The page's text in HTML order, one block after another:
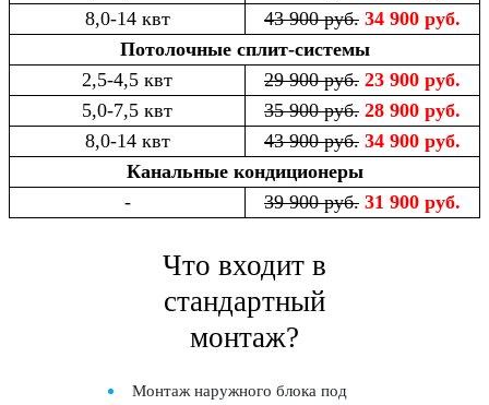
8,0-14 квт
43 900 руб. 34 900 руб.
Потолочные сплит-системы
2,5-4,5 квт
29 900 руб. 23 900 руб.
5,0-7,5 квт
35 900 руб. 28 900 руб.
8,0-14 квт
43 900 руб. 34 900 руб.
Канальные кондиционеры
-
39 900 руб. 31 900 руб.
Что входит в
стандартный
монтаж?
Монтаж наружного блока под